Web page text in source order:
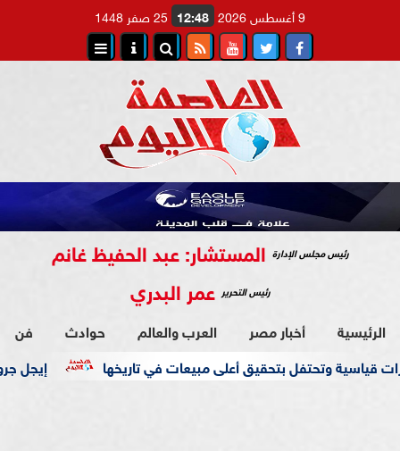
9 أغسطس 2026 12:48 25 صفر 1448
رئيس مجلس الإدارة المستشار: عبد الحفيظ غانم
رئيس التحرير عمر البدري
الرئيسية أخبار مصر العرب والعالم حوادث
فن
إيجل جروب تطلق
وتحتفل بتحقيق أعلى مبيعات في تاريخها